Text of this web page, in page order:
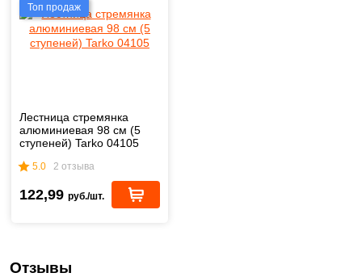
Топ продаж
Лестница стремянка
алюминиевая 98 см (5
ступеней) Tarko 04105
5.0 2 отзыва
122,99 руб./шт.
Отзывы